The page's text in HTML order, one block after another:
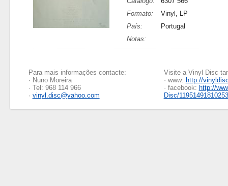
Formato:
Vinyl, LP
País:
Portugal
Notas:
Para mais informações contacte:
· Nuno Moreira
· Tel: 968 114 966
· vinyl.disc@yahoo.com
Visite a Vinyl Disc
· www: http://
· facebook: http://
Disc/